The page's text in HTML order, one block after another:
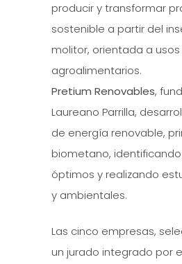
producir y transformar
sostenible a partir del
molitor, orientada a usos
agroalimentarios.
Pretium Renovables,
Laureano Parrilla,
de energía renovable,
biometano,
óptimos y realizando
y ambientales.
Las cinco empresas,
un jurado integrado por